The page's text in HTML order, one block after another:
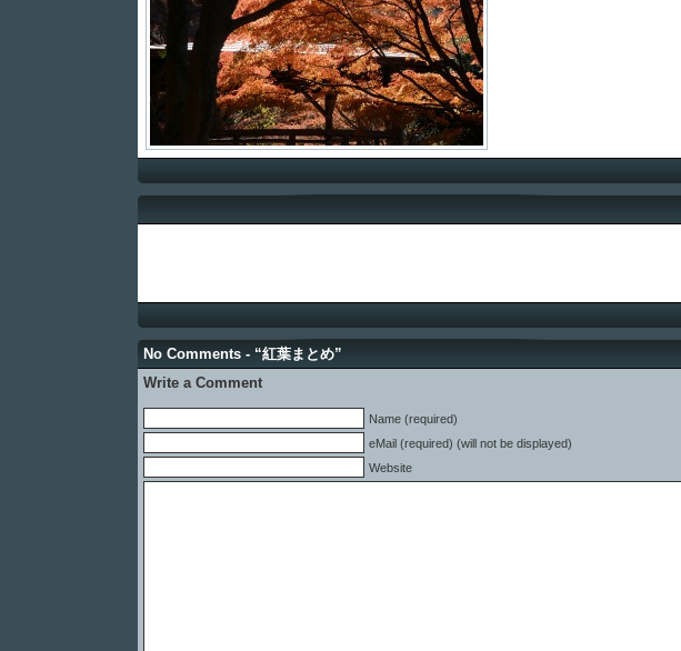
No Comments - “紅葉まとめ”
Write a Comment
Name (required)
eMail (required) (will not be displayed)
Website